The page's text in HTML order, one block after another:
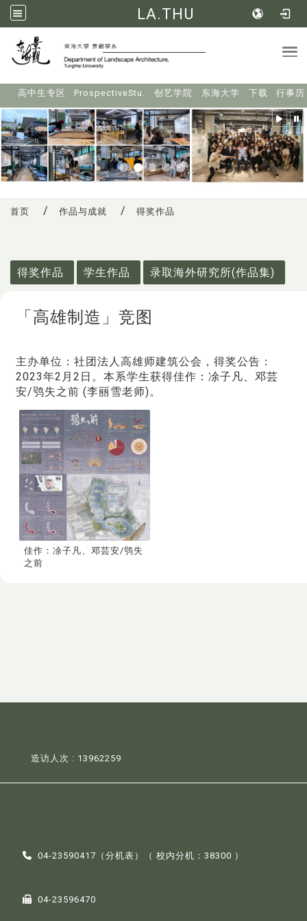
LA.THU
高中生专区 ProspectiveStu. 创艺学院 东海大学 下载 行事历
首页 作品与成就 得奖作品
得奖作品
学生作品 录取海外研究所(作品集)
「高雄制造」竞图
主办单位：社团法人高雄师建筑公会，得奖公告：
2023年2月2日。本系学生获得佳作：凃子凡、邓芸
安/鸮失之前 (李丽雪老师)。
佳作：凃子凡、邓芸安/鸮失
之前
造访人次 : 13962259
04-23590417（分机表 ）（ 校内分机：38300 ）
04-23596470